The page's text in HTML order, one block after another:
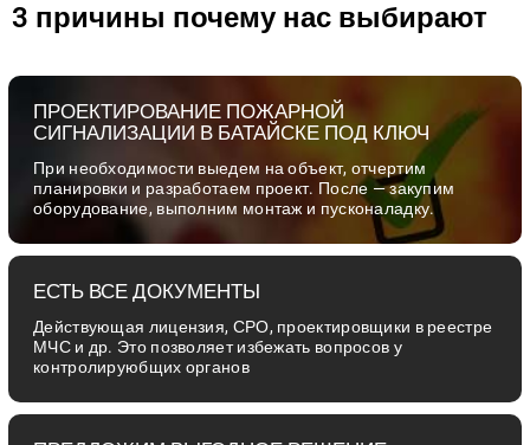
3 причины почему нас выбирают
ПРОЕКТИРОВАНИЕ ПОЖАРНОЙ
СИГНАЛИЗАЦИИ В БАТАЙСКЕ ПОД КЛЮЧ
При необходимости выедем на объект, отчертим
планировки и разработаем проект. После — закупим
оборудование, выполним монтаж и пусконаладку.
ЕСТЬ ВСЕ ДОКУМЕНТЫ
Действующая лицензия, СРО, проектировщики в реестре
МЧС и др. Это позволяет избежать вопросов у
контролируюбщих органов